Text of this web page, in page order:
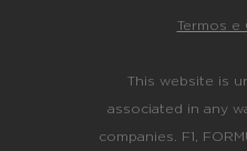
Termos e
This website is
associated in any
companies. F1,